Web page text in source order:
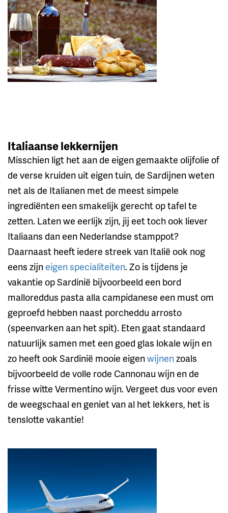
Italiaanse lekkernijen
Misschien ligt het aan de eigen gemaakte olijfolie of
de verse kruiden uit eigen tuin, de Sardijnen weten
net als de Italianen met de meest simpele
ingrediënten een smakelijk gerecht op tafel te
zetten. Laten we eerlijk zijn, jij eet toch ook liever
Italiaans dan een Nederlandse stamppot?
Daarnaast heeft iedere streek van Italië ook nog
eens zijn eigen specialiteiten. Zo is tijdens je
vakantie op Sardinië bijvoorbeeld een bord
malloreddus pasta alla campidanese een must om
geproefd hebben naast porcheddu arrosto
(speenvarken aan het spit). Eten gaat standaard
natuurlijk samen met een goed glas lokale wijn en
zo heeft ook Sardinië mooie eigenwijnenzoals
bijvoorbeeld de volle rode Cannonau wijn en de
frisse witte Vermentino wijn. Vergeet dus voor even
de weegschaal en geniet van al het lekkers, het is
tenslotte vakantie!